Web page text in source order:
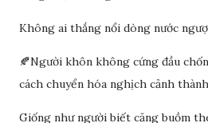
Không ai thắng nổi dòng nước
🍂Người khôn không cứng đầu
cách chuyển hóa nghịch cảnh
Giống như người biết căng buồm